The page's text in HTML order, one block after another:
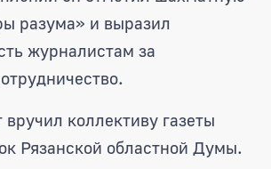
разума» и выразил
журналистам за
коллективу газеты
Рязанской областной Думы.